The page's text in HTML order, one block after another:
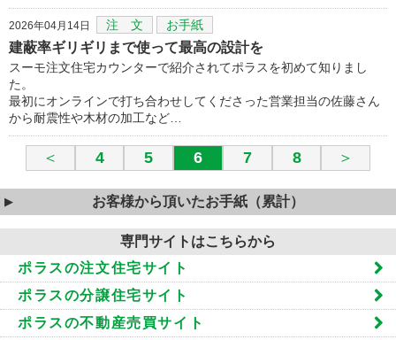
2026年04月14日 注 文 お手紙
建蔽率ギリギリまで使って最高の設計を
スーモ注文住宅カウンターで紹介されてポラスを初めて知りまし
た。
最初にオンラインで打ち合わせしてくださった営業担当の佐藤さん
から耐震性や木材の加工など…
＜ 4 5 6 7 8 ＞
お客様から頂いたお手紙（累計）
専門サイトはこちらから
ポラスの注文住宅サイト
ポラスの分譲住宅サイト
ポラスの不動産売買サイト